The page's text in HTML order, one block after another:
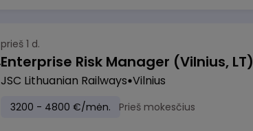
prieš 1 d.
Enterprise Risk Manager (Vilnius, LT)
JSC Lithuanian Railways Vilnius
3200 - 4800 €/mėn. Prieš mokesčius